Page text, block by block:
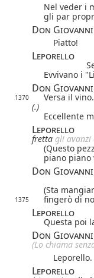
Nel veder i
gli par
Don Giovanni
Piatto!
Leporello
Evvivano i
Don Giovanni
1370
Versa il vino.
(.)
Eccellente
Leporello
fretta gli avanzi
(Questo
piano piano
Don Giovanni
(Sta
1375 fingerò di
Leporello
Questa poi
Don Giovanni
(Lo chiama
Leporello.
Leporello